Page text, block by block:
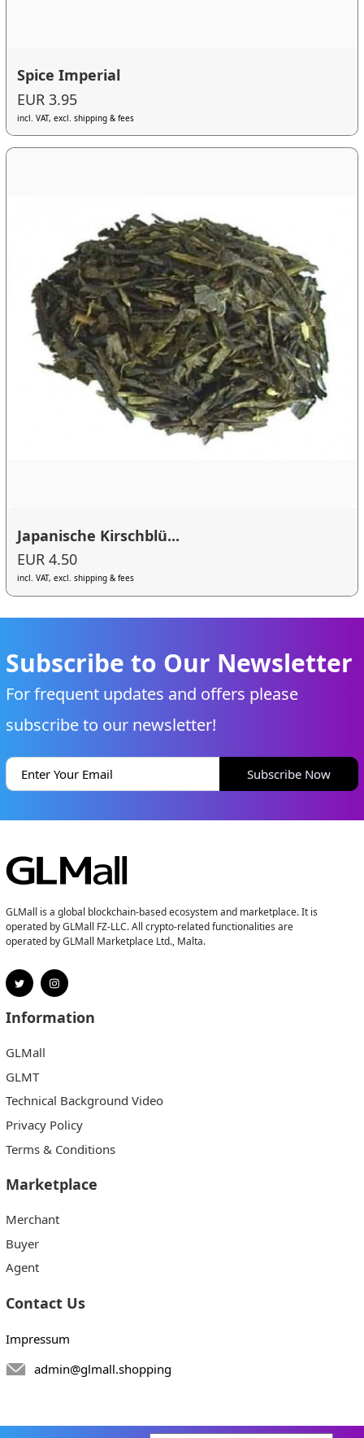
Spice Imperial
EUR 3.95
incl. VAT, excl. shipping & fees
Japanische Kirschblü...
EUR 4.50
incl. VAT, excl. shipping & fees
Subscribe to Our Newsletter
For frequent updates and offers please
subscribe to our newsletter!
Subscribe Now
GLMall is a global blockchain-based ecosystem and marketplace. It is
operated by GLMall FZ-LLC. All crypto-related functionalities are
operated by GLMall Marketplace Ltd., Malta.
Information
GLMall
GLMT
Technical Background Video
Privacy Policy
Terms & Conditions
Marketplace
Merchant
Buyer
Agent
Contact Us
Impressum
admin@glmall.shopping